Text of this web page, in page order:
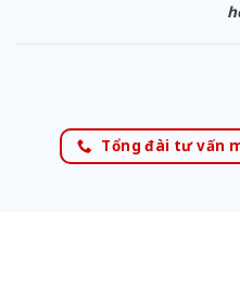
Tổng đài tư vấn